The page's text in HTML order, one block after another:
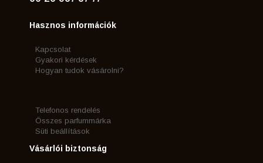
Hasznos információk
Kapcsolat
Gyakori kérdések
Hogyan tudok vásárolni?
Telefonos rendelés
Összes parfummárka
Süti beállítások
Vásárlói biztonság